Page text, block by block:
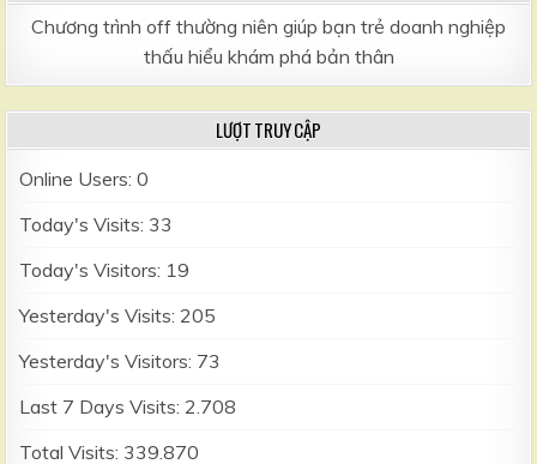
Chương trình off thường niên giúp bạn trẻ doanh nghiệp
thấu hiểu khám phá bản thân
LƯỢT TRUY CẬP
Online Users:0
Today's Visits: 33
Today's Visitors: 19
Yesterday's Visits: 205
Yesterday's Visitors: 73
Last 7 Days Visits: 2.708
Total Visits: 339.870